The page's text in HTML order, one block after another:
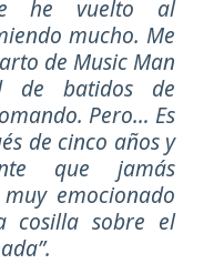
he vuelto al
mucho. Me
de Music Man
de batidos de
Pero… Es
de cinco años y
que jamás
emocionado
cosilla sobre el